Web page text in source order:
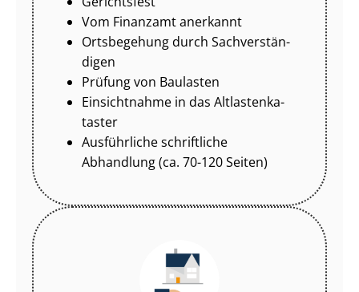
Vom Finanzamt anerkannt
Ortsbegehung durch Sach­ver­stän­
di­gen
Prüfung von Baulasten
Einsichtnahme in das Alt­las­ten­ka­
tas­ter
Ausführliche schriftliche
Abhandlung (ca. 70-120 Seiten)